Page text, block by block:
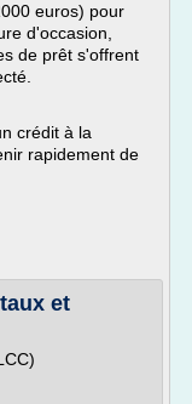
euros) pour
d'occasion,
de prêt s'offrent
crédit à la
rapidement de
et